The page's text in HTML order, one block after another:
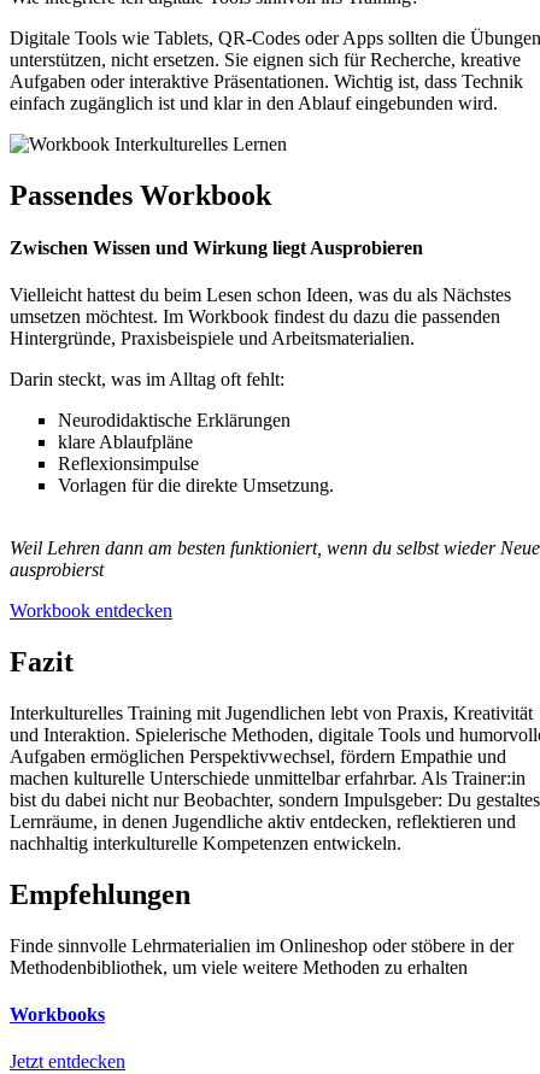
Digitale Tools wie Tablets, QR-Codes oder Apps sollten die Übungen
unterstützen, nicht ersetzen. Sie eignen sich für Recherche, kreative
Aufgaben oder interaktive Präsentationen. Wichtig ist, dass Technik
einfach zugänglich ist und klar in den Ablauf eingebunden wird.
Passendes Workbook
Zwischen Wissen und Wirkung liegt Ausprobieren
Vielleicht hattest du beim Lesen schon Ideen, was du als Nächstes
umsetzen möchtest. Im Workbook findest du dazu die passenden
Hintergründe, Praxisbeispiele und Arbeitsmaterialien.
Darin steckt, was im Alltag oft fehlt:
Neurodidaktische Erklärungen
klare Ablaufpläne
Reflexionsimpulse
Vorlagen für die direkte Umsetzung.
Weil Lehren dann am besten funktioniert, wenn du selbst wieder
ausprobierst
Workbook entdecken
Fazit
Interkulturelles Training mit Jugendlichen lebt von Praxis, Kreativität
und Interaktion. Spielerische Methoden, digitale Tools und
Aufgaben ermöglichen Perspektivwechsel, fördern Empathie und
machen kulturelle Unterschiede unmittelbar erfahrbar. Als Trainer:in
bist du dabei nicht nur Beobachter, sondern Impulsgeber: Du
Lernräume, in denen Jugendliche aktiv entdecken, reflektieren und
nachhaltig interkulturelle Kompetenzen entwickeln.
Empfehlungen
Finde sinnvolle Lehrmaterialien im Onlineshop oder stöbere in der
Methodenbibliothek, um viele weitere Methoden zu erhalten
Workbooks
Jetzt entdecken